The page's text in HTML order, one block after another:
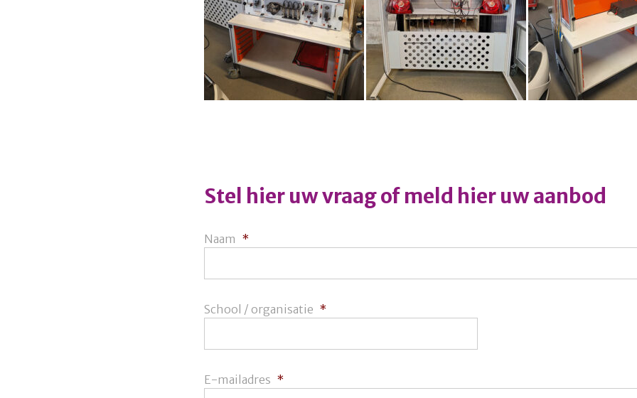
Stel hier uw vraag of meld hier uw aanbod
Naam *
School / organisatie *
E-mailadres *